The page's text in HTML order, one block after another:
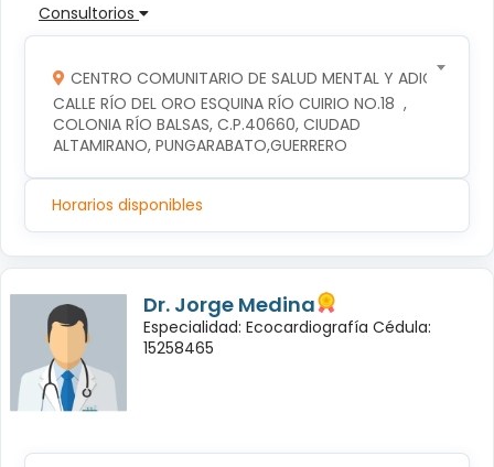
Consultorios
CENTRO COMUNITARIO DE SALUD MENTAL Y
CALLE RÍO DEL ORO ESQUINA RÍO CUIRIO NO.18  ,
COLONIA RÍO BALSAS, C.P.40660, CIUDAD
ALTAMIRANO, PUNGARABATO,GUERRERO
Horarios disponibles
Dr. Jorge Medina
Especialidad: Ecocardiografía Cédula:
15258465